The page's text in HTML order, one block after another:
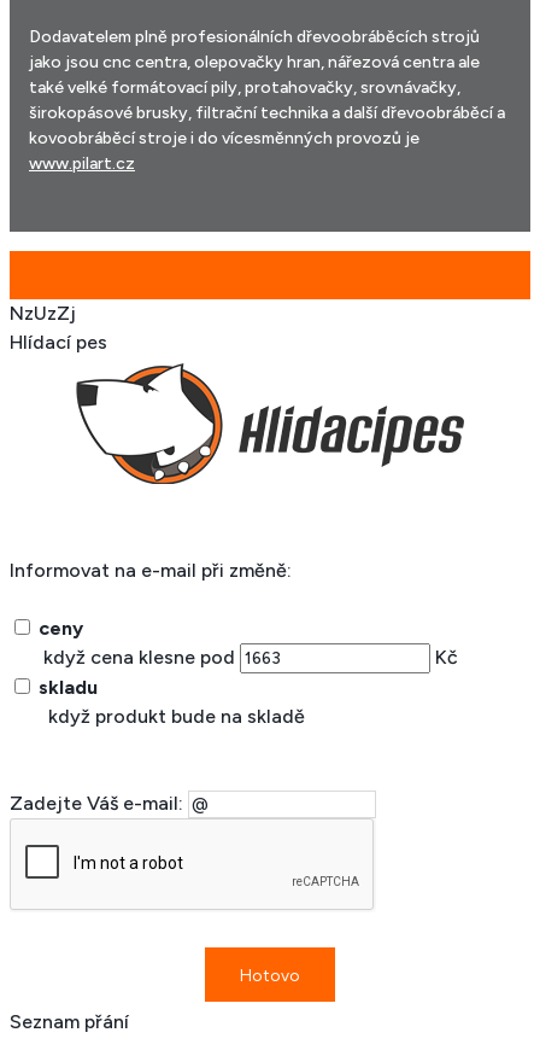
Dodavatelem plně profesionálních dřevoobráběcích strojů
jako jsou cnc centra, olepovačky hran, nářezová centra ale
také velké formátovací pily, protahovačky, srovnávačky,
širokopásové brusky, filtrační technika a další dřevoobráběcí a
kovoobráběcí stroje i do vícesměnných provozů je
www.pilart.cz
NzUzZj
Hlídací pes
Informovat na e-mail při změně:
ceny
když cena klesne pod
Kč
skladu
když produkt bude na skladě
Zadejte Váš e-mail:
Seznam přání